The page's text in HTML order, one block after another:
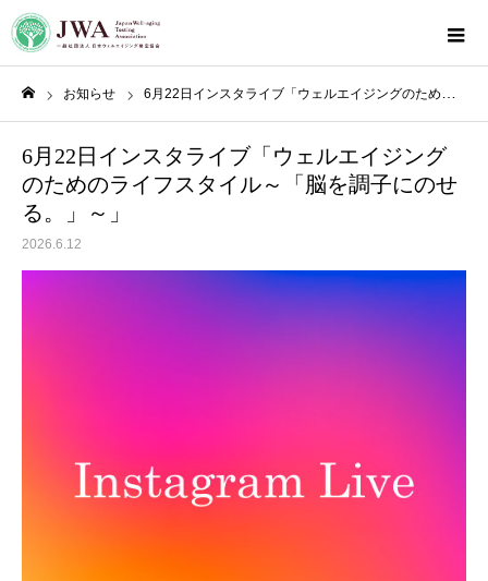
お知らせ 6月22日インスタライブ「ウェルエイジングのためのライフスタイル～「脳を調子にのせる。」～」
6月22日インスタライブ「ウェルエイジング
のためのライフスタイル～「脳を調子にのせ
る。」～」
2026.6.12